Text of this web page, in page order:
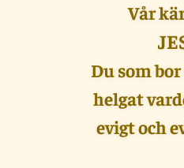
Vår
Du som
helgat
evigt och